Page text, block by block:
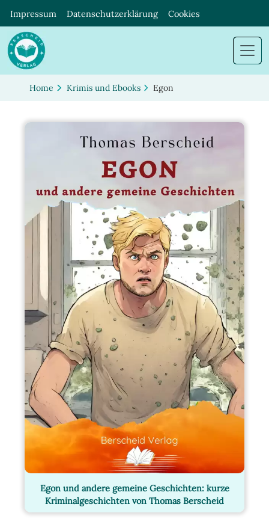
Impressum Datenschutzerklärung Cookies
Home Krimis und Ebooks Egon
Egon und andere gemeine Geschichten: kurze
Kriminalgeschichten von Thomas Berscheid